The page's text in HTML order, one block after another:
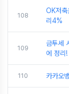
108
OK저축
리4%
109
금투세
에 정리!
110 카카오